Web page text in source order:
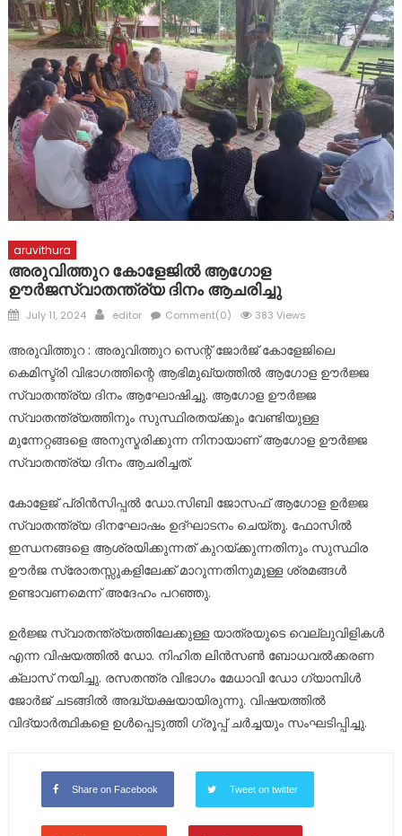
ഇടമറുക് പള്ളി ഭാഗത്ത്‌ പോസ്റ്റിന്റെ ചുവട് ഇളകിയ നിലയിൽ
ദുരിതാശ്വാസ ക്യാമ്പുകളിൽ ആരോഗ്യ സേവനങ്ങളുമായി
മാർ സ്ലീവാ മെഡിസിറ്റി
ദുരന്ത ബാധിതർക്ക് ഭക്ഷ്യ കിറ്റുകൾ വിതരണം ചെയ്തു
aruvithura
അരുവിത്തുറ കോളേജിൽ ആഗോള
ഊർജസ്വാതന്ത്ര്യ ദിനം ആചരിച്ചു
Posted
July 11, 2024 Author
editor Comment(0) 383 Views
അരുവിത്തുറ : അരുവിത്തുറ സെന്റ് ജോർജ് കോളേജിലെ
കെമിസ്ട്രി വിഭാഗത്തിന്റെ ആഭിമുഖ്യത്തിൽ ആഗോള ഊർജ്ജ
സ്വാതന്ത്ര്യ ദിനം ആഘോഷിച്ചു. ആഗോള ഊർജ്ജ
സ്വാതന്ത്ര്യത്തിനും സുസ്ഥിരതയ്ക്കും വേണ്ടിയുള്ള
മുന്നേറ്റങ്ങളെ അനുസ്മരിക്കുന്ന നിനായാണ് ആഗോള ഊർജ്ജ
സ്വാതന്ത്ര്യ ദിനം ആചരിച്ചത്.
കോളേജ് പ്രിൻസിപ്പൽ ഡോ.സിബി ജോസഫ് ആഗോള ഉർജ്ജ
സ്വാതന്ത്ര്യ ദിനഘോഷം ഉദ്ഘാടനം ചെയ്തു. ഫോസിൽ
ഇന്ധനങ്ങളെ ആശ്രയിക്കുന്നത് കുറയ്ക്കുന്നതിനും സുസ്ഥിര
ഊർജ സ്രോതസ്സുകളിലേക്ക് മാറുന്നതിനുമുള്ള ശ്രമങ്ങൾ
ഉണ്ടാവണമെന്ന് അദേഹം പറഞ്ഞു.
ഉർജ്ജ സ്വാതന്ത്ര്യത്തിലേക്കുള്ള യാത്രയുടെ വെല്ലുവിളികൾ
എന്ന വിഷയത്തിൽ ഡോ. നിഹിത ലിൻസൺ ബോധവൽക്കരണ
ക്ലാസ് നയിച്ചു. രസതന്ത്ര വിഭാഗം മേധാവി ഡോ ഗ്യാമ്പിൾ
ജോർജ് ചടങ്ങിൽ അദ്ധ്യക്ഷയായിരുന്നു. വിഷയത്തിൽ
വിദ്യാർത്ഥികളെ ഉൾപ്പെടുത്തി ഗ്രൂപ്പ് ചർച്ചയും സംഘടിപ്പിച്ചു.
Share on Facebook Tweet on twitter